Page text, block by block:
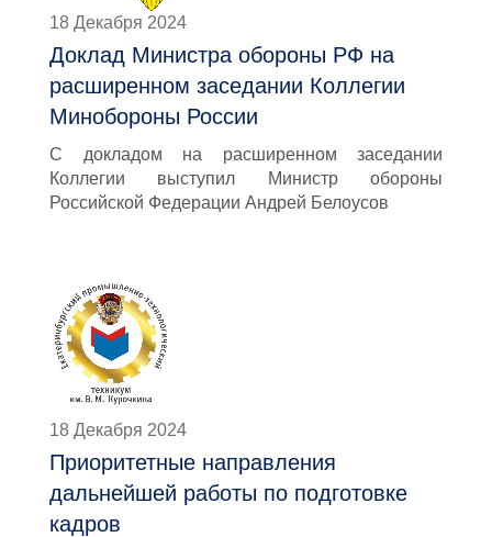
18 Декабря 2024
Доклад Министра обороны РФ на
расширенном заседании Коллегии
Минобороны России
С докладом на расширенном заседании
Коллегии выступил Министр обороны
Российской Федерации Андрей Белоусов
18 Декабря 2024
Приоритетные направления
дальнейшей работы по подготовке
кадров